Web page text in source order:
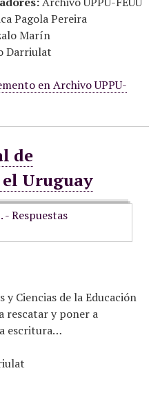
Pagola Pereira
Marín
Darriulat
en Archivo UPPU-
de
Uruguay
y Ciencias de la Educación
rescatar y poner a
escritura…